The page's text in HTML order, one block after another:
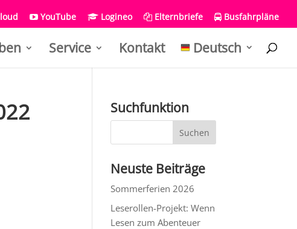
YouTube Logineo Elternbriefe Busfahrpläne
Service Kontakt Deutsch
Suchfunktion
Neuste Beiträge
Sommerferien 2026
Leserollen-Projekt: Wenn
Lesen zum Abenteuer